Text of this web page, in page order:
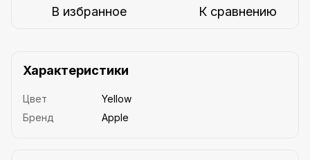
В избранное К сравнению
Характеристики
Цвет
Yellow
Бренд
Apple